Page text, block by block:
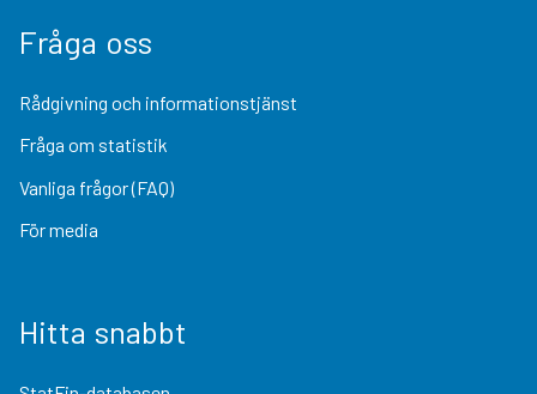
Fråga oss
Rådgivning och informationstjänst
Fråga om statistik
Vanliga frågor (FAQ)
För media
Hitta snabbt